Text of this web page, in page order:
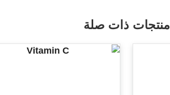
منتجات ذات صلة